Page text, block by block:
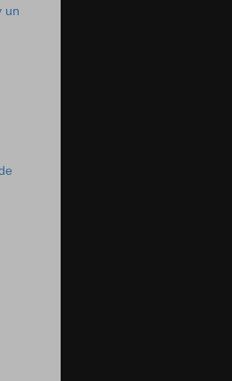
un